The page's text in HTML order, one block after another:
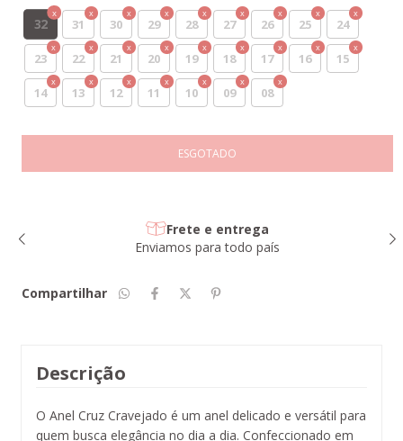
32 31 30 29 28 27 26 25 24
23 22 21 20 19 18 17 16 15
14 13 12 11 10 09 08
Frete e entrega
Enviamos para todo país
Compartilhar
Descrição
O Anel Cruz Cravejado é um anel delicado e versátil para
quem busca elegância no dia a dia. Confeccionado em